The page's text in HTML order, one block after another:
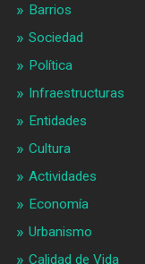
Barrios
Sociedad
Política
Infraestructuras
Entidades
Cultura
Actividades
Economía
Urbanismo
Calidad de Vida